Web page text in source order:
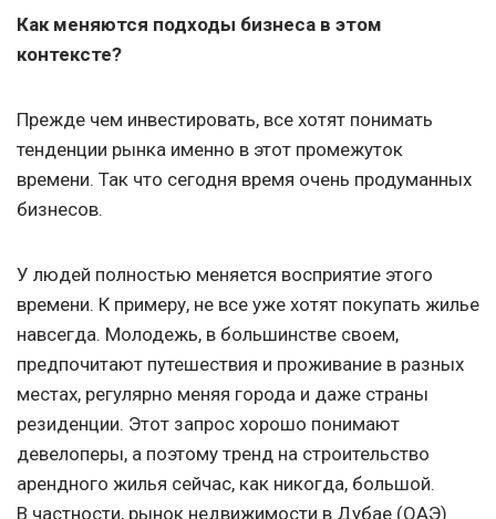
Как меняются подходы бизнеса в этом
контексте?
Прежде чем инвестировать, все хотят понимать
тенденции рынка именно в этот промежуток
времени. Так что сегодня время очень продуманных
бизнесов.
У людей полностью меняется восприятие этого
времени. К примеру, не все уже хотят покупать жилье
навсегда. Молодежь, в большинстве своем,
предпочитают путешествия и проживание в разных
местах, регулярно меняя города и даже страны
резиденции. Этот запрос хорошо понимают
девелоперы, а поэтому тренд на строительство
арендного жилья сейчас, как никогда, большой.
В частности, рынок недвижимости в Дубае (ОАЭ)